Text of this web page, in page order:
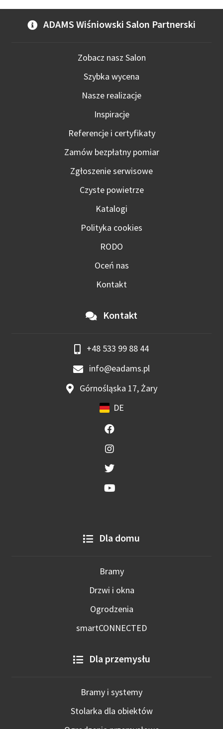
ADAMS Wiśniowski Salon Partnerski
Zobacz nasz Salon
Szybka wycena
Nasze realizacje
Inspiracje
Referencje i certyfikaty
Zamów bezpłatny pomiar
Zgłoszenie serwisowe
Czyste powietrze
Katalogi
Polityka cookies
RODO
Oceń nas
Kontakt
Kontakt
+48 533 99 88 44
info@eadams.pl
Górnośląska 17, Żary
DE
Dla domu
Bramy
Drzwi i okna
Ogrodzenia
smartCONNECTED
Dla przemysłu
Bramy i systemy
Stolarka dla obiektów